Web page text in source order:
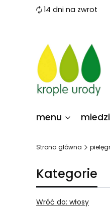
14 dni na zwrot
menu
Strona główna
Kategorie
Wróć do: włosy